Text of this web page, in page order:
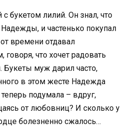
букетом лилий. Он знал, что
и частенько покупал
времени отдавал
говоря, что хочет радовать
Букеты муж дарил часто,
в этом жесте Надежда
подумала – вдруг,
от любовниц? И сколько у
болезненно сжалось…